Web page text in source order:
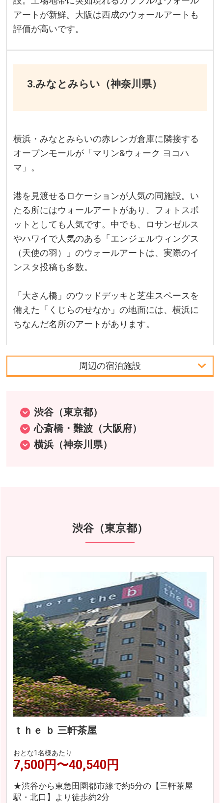
アートが新鮮。大阪は西成のウォールアートも
評価が高いです。
3.みなとみらい（神奈川県）
横浜・みなとみらいの赤レンガ倉庫に隣接する
オープンモールが「マリン&ウォーク ヨコハ
マ」。
港を見渡せるロケーションが人気の同施設。い
たる所にはウォールアートがあり、フォトスポ
ットとしても人気です。中でも、ロサンゼルス
やハワイで人気のある「エンジェルウィングス
（天使の羽）」のウォールアートは、実際のイ
ンスタ投稿も多数。
「大さん橋」のウッドデッキと芝生スペースを
備えた「くじらのせなか」の地面には、横浜に
ちなんだ名所のアートがあります。
周辺の宿泊施設
関西発
九州発
渋谷（東京都）
心斎橋・難波（大阪府）
横浜（神奈川県）
渋谷（東京都）
ｔｈｅ ｂ 三軒茶屋
おとな1名様あたり
7,500円〜40,540円
★渋谷から東急田園都市線で約5分の【三軒茶屋
駅・北口】より徒歩約2分